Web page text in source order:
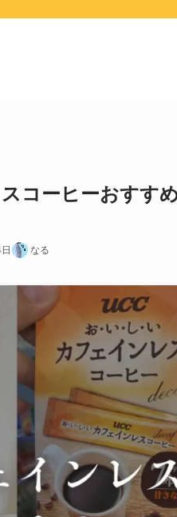
スコーヒーおすす
なる